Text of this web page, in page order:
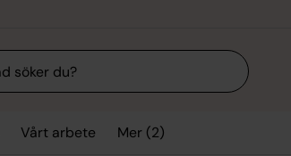
Vårt arbete Mer (2)